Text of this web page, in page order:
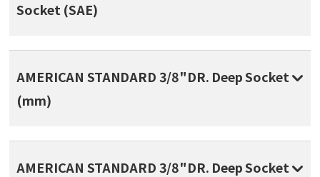
Socket (SAE)
AMERICAN STANDARD 3/8"DR. Deep Socket
(mm)
AMERICAN STANDARD 3/8"DR. Deep Socket